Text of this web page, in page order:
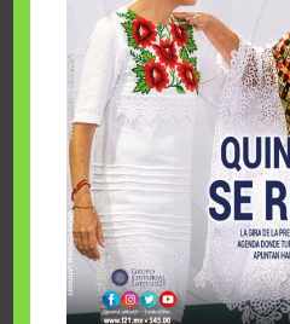
Fairmont Mayakoba y Make-A-
esfuerzos para hacer realidad el